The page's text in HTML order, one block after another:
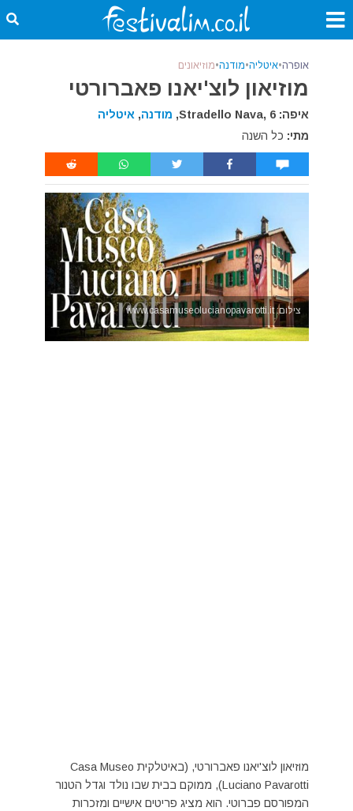
אופרה•איטליה•מודנה•מוזיאונים
מוזיאון לוצ'יאנו פאברורטי
איפה: Stradello Nava, 6, מודנה, איטליה
מתי: כל השנה
צילום: www.casamuseolucianopavarotti.it
מוזיאון לוצ'יאנו פאברורטי, (באיטלקית Casa Museo
Luciano Pavarotti), ממוקם בבית שבו נולד וגדל הטנור
המפורסם פברוטי. הוא מציג פריטים אישיים ומזכרות